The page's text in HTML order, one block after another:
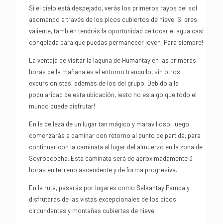
Si el cielo está despejado, verás los primeros rayos del sol
asomando a través de los picos cubiertos de nieve. Si eres
valiente, también tendrás la oportunidad de tocar el agua casi
congelada para que puedas permanecer joven ¡Para siempre!
La ventaja de visitar la laguna de Humantay en las primeras
horas de la mañana es el entorno tranquilo, sin otros
excursionistas, además de los del grupo. Debido a la
popularidad de esta ubicación, ¡esto no es algo que todo el
mundo puede disfrutar!
En la belleza de un lugar tan mágico y maravilloso, luego
comenzarás a caminar con retorno al punto de partida, para
continuar con la caminata al lugar del almuerzo en la zona de
Soyroccocha. Esta caminata será de aproximadamente 3
horas en terreno ascendente y de forma progresiva.
En la ruta, pasarás por lugares como Salkantay Pampa y
disfrutarás de las vistas excepcionales de los picos
circundantes y montañas cubiertas de nieve.